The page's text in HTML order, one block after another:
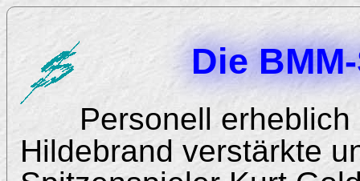
Die
Personell
Hildebrand verstärkte